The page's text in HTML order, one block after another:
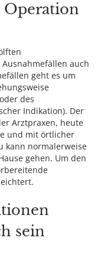
auch
geht es um
des
Indikation). Der
Arztpraxen, heute
und mit örtlicher
kann normalerweise
gehen. Um den
sein